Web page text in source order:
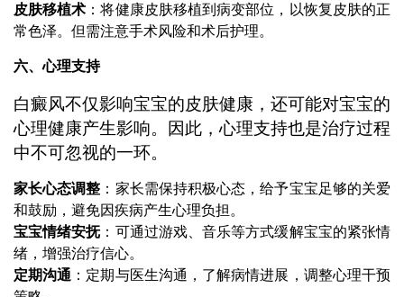
皮肤移植术 ：将健康皮肤移植到病变部位，以恢复皮肤的正
常色泽。但需注意手术风险和术后护理。
六、心理支持
白癜风不仅影响宝宝的皮肤健康，还可能对宝宝的
心理健康产生影响。因此，心理支持也是治疗过程
中不可忽视的一环。
家长心态调整 ：家长需保持积极心态，给予宝宝足够的关爱
和鼓励，避免因疾病产生心理负担。
宝宝情绪安抚：可通过游戏、音乐等方式缓解宝宝的紧张情
绪，增强治疗信心。
定期沟通 ：定期与医生沟通，了解病情进展，调整心理干预